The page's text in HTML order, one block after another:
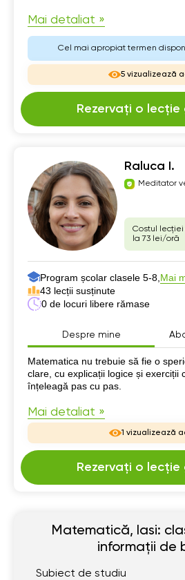
Mai detaliat »
Cel mai apropiat termen
5 vizualizează
Rezervați o
Raluca I.
Meditator
Costul lecției
la 73 lei/oră
Program școlar clasele 5-8, Mai
43 lecții susținute
0 de locuri libere rămase
Despre mine
Despre mine
Matematica nu trebuie să fie o
clare, cu explicații logice și exerciții
înțeleagă pas cu pas.
Mai detaliat »
1 vizualizează
Rezervați o
Matematică, Iasi:
informații de
Subiect de studiu